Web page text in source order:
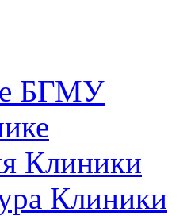
БГМУ
Клиники
Клиники